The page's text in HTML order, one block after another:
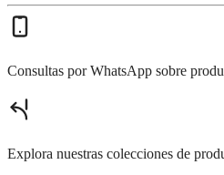
Consultas por WhatsApp sobre
Explora nuestras colecciones de